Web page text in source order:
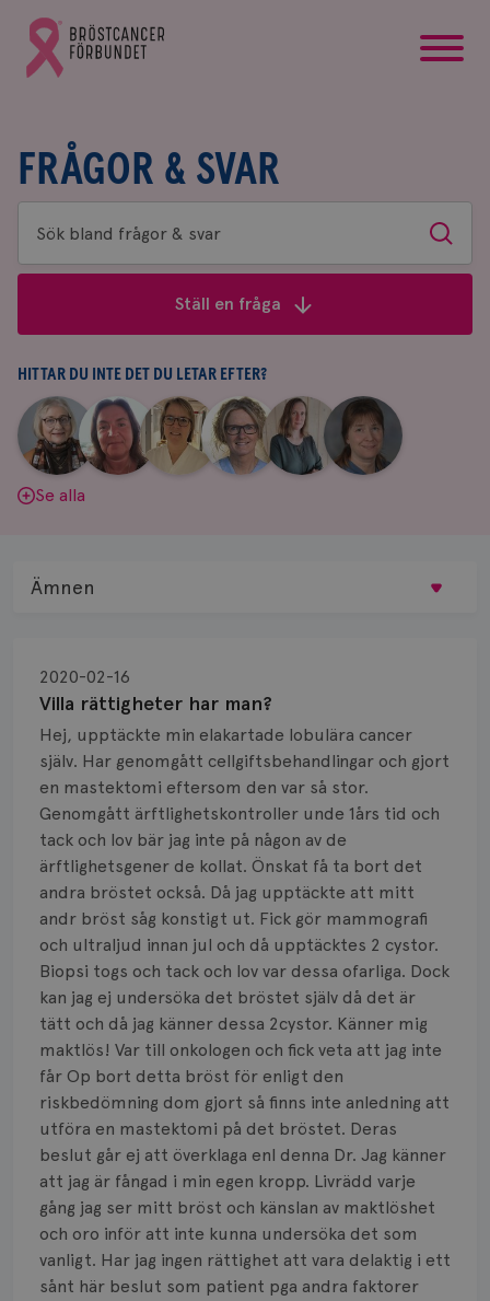
Gå
till
Bröstcancerförbundets
FRÅGOR & SVAR
Sök
bland
&
svar
Sök
Ställ en fråga
HITTAR DU INTE DET DU LETAR EFTER?
Aina
Johnsson
|
Anne
Andersson
Fredrika
Killander
|
Jeanette
Bäcklund
|
Maria
Edegran
|
Yvette
Andersson
Se alla
Villa rättigheter har man?
2020-02-16
Hej, upptäckte min elakartade lobulära cancer
själv. Har genomgått cellgiftsbehandlingar och gjort
en mastektomi eftersom den var så stor.
Genomgått ärftlighetskontroller unde 1års tid och
tack och lov bär jag inte på någon av de
ärftlighetsgener de kollat. Önskat få ta bort det
andra bröstet också. Då jag upptäckte att mitt
andr bröst såg konstigt ut. Fick gör mammografi
och ultraljud innan jul och då upptäcktes 2 cystor.
Biopsi togs och tack och lov var dessa ofarliga. Dock
kan jag ej undersöka det bröstet själv då det är
tätt och då jag känner dessa 2cystor. Känner mig
maktlös! Var till onkologen och fick veta att jag inte
får Op bort detta bröst för enligt den
riskbedömning dom gjort så finns inte anledning att
utföra en mastektomi på det bröstet. Deras
beslut går ej att överklaga enl denna Dr. Jag känner
att jag är fångad i min egen kropp. Livrädd varje
gång jag ser mitt bröst och känslan av maktlöshet
och oro inför att inte kunna undersöka det som
vanligt. Har jag ingen rättighet att vara delaktig i ett
sånt här beslut som patient pga andra faktorer
Ämnen
Biopsi
Biverkningar
Bröstvårta
Knöl
Läkemedel
Typ av bröstcancer
Smärta
Prognos
Risker
Spridd bröstcancer
Strålning
Vätska